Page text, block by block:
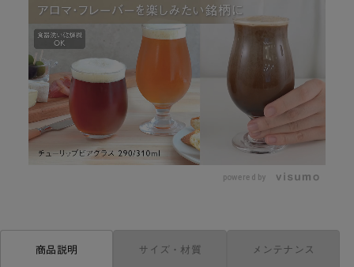
U
/ o
a
d
%
powered by
商品説明 サイズ・材質 メンテナンス